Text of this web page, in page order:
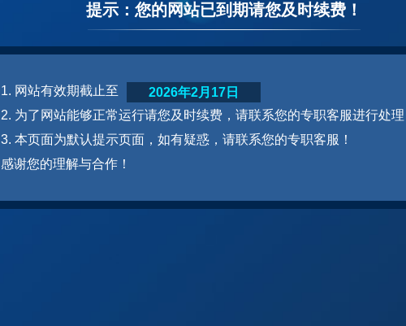
提示：您的网站已到期请您及时续费！
1. 网站有效期截止至
2. 为了网站能够正常运行请您及时续费，请联系您的专职客服进行处
3. 本页面为默认提示页面，如有疑惑，请联系您的专职客服！
感谢您的理解与合作！
2026年2月17日